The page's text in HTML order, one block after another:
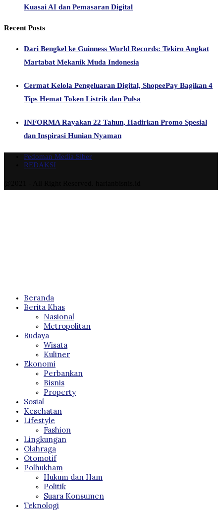
Kuasai AI dan Pemasaran Digital
Recent Posts
Dari Bengkel ke Guinness World Records: Tekiro Angkat
Martabat Mekanik Muda Indonesia
Cermat Kelola Pengeluaran Digital, ShopeePay Bagikan 4
Tips Hemat Token Listrik dan Pulsa
INFORMA Rayakan 22 Tahun, Hadirkan Promo Spesial
dan Inspirasi Hunian Nyaman
Pedoman Media Siber
REDAKSI
Beranda
Berita Khas
Nasional
Metropolitan
Budaya
Wisata
Kuliner
Ekonomi
Perbankan
Bisnis
Property
Sosial
Kesehatan
Lifestyle
Fashion
Lingkungan
Olahraga
Otomotif
Polhukham
Hukum dan Ham
Politik
Suara Konsumen
Teknologi